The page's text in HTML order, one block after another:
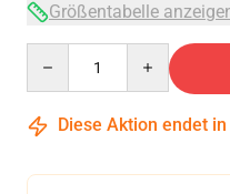
Größentabelle
Diese Aktion endet in